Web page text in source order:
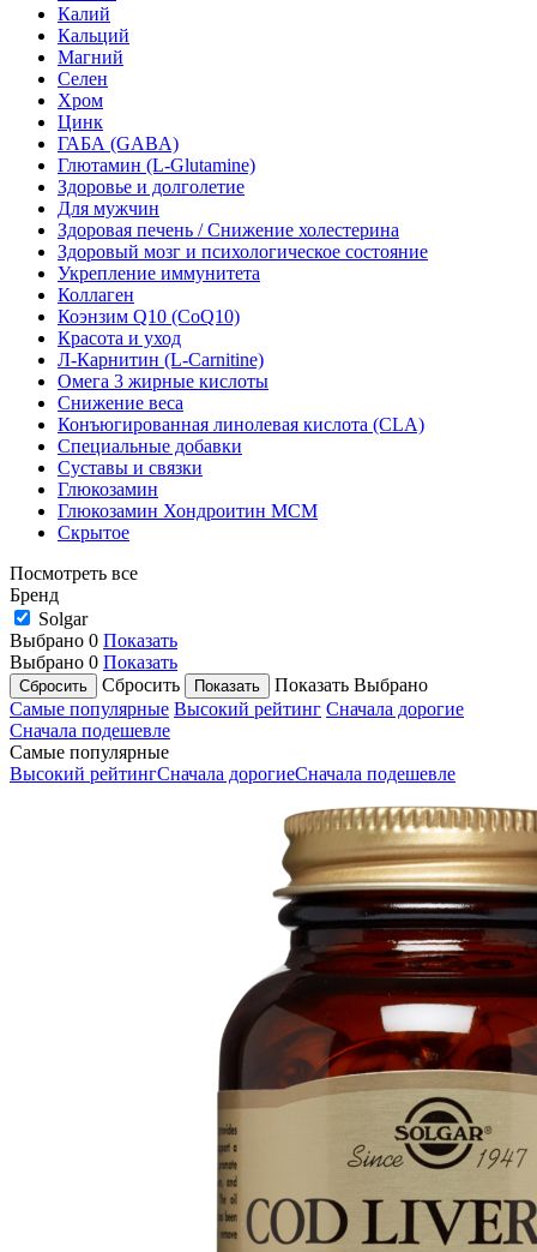
Калий
Кальций
Магний
Селен
Хром
Цинк
ГАБА (GABA)
Глютамин (L-Glutamine)
Здоровье и долголетие
Для мужчин
Здоровая печень / Cнижение холестерина
Здоровый мозг и психологическое состояние
Укрепление иммунитета
Коллаген
Коэнзим Q10 (CoQ10)
Красота и уход
Л-Карнитин (L-Сarnitine)
Омега 3 жирные кислоты
Снижение веса
Конъюгированная линолевая кислота (CLA)
Специальные добавки
Суставы и связки
Глюкозамин
Глюкозамин Хондроитин МСМ
Скрытое
Посмотреть все
Бренд
Solgar
Выбрано 0 Показать
Выбрано 0 Показать
Сбросить
Показать Выбрано
Самые популярные Высокий рейтинг Сначала дорогие
Сначала подешевле
Самые популярные
Высокий рейтингСначала дорогиеСначала подешевле